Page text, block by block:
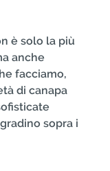
è solo la più
anche
facciamo,
di canapa
sopra i